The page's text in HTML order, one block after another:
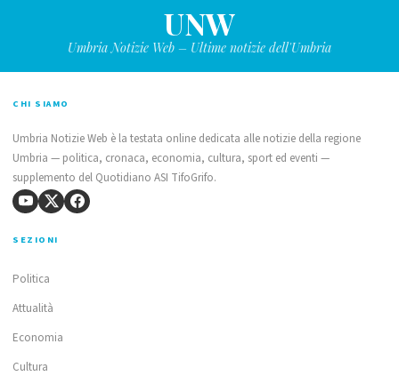
UNW
Umbria Notizie Web – Ultime notizie dell'Umbria
CHI SIAMO
Umbria Notizie Web è la testata online dedicata alle notizie della regione
Umbria — politica, cronaca, economia, cultura, sport ed eventi —
supplemento del Quotidiano ASI TifoGrifo.
SEZIONI
Politica
Attualità
Economia
Cultura